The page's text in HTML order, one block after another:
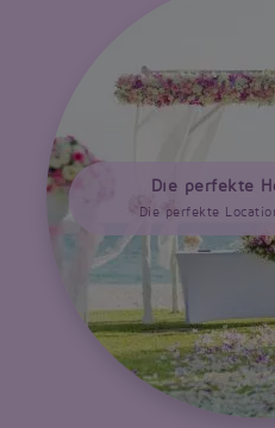
Die perfekte
Die perfekte